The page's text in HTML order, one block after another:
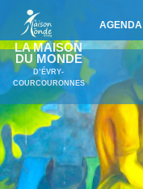
LA MAISON
DU MONDE
D’ÉVRY-
COURCOURONNES
AGENDA